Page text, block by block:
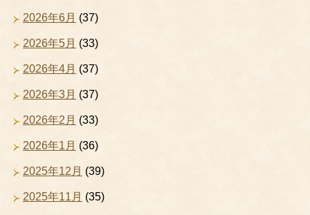
2026年6月 (37)
2026年5月 (33)
2026年4月 (37)
2026年3月 (37)
2026年2月 (33)
2026年1月 (36)
2025年12月 (39)
2025年11月 (35)